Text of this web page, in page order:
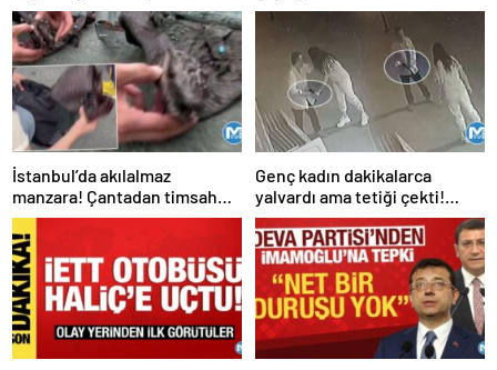
İstanbul’da akılalmaz
manzara! Çantadan timsah
çıktı
Genç kadın dakikalarca
yalvardı ama tetiği çekti!
Kurşun yağdırdı